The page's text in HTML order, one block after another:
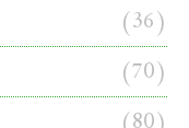
(36)
(70)